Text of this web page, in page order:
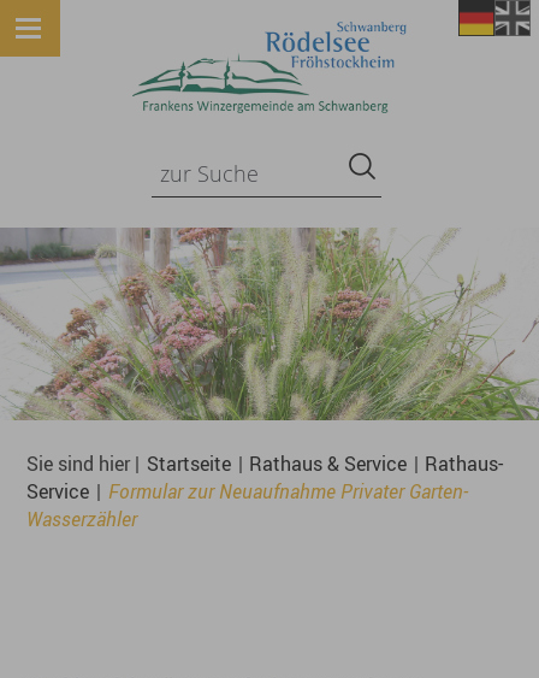
Sie sind hier | Startseite | Rathaus & Service | Rathaus-
Service | Formular zur Neuaufnahme Privater Garten-
Wasserzähler